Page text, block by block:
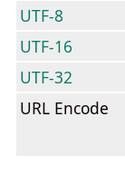
UTF-8
UTF-16
UTF-32
URL Encode